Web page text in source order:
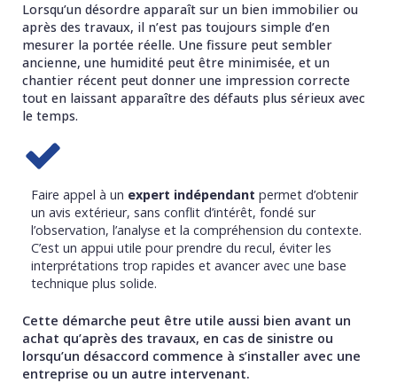
Lorsqu’un désordre apparaît sur un bien immobilier ou
après des travaux, il n’est pas toujours simple d’en
mesurer la portée réelle. Une fissure peut sembler
ancienne, une humidité peut être minimisée, et un
chantier récent peut donner une impression correcte
tout en laissant apparaître des défauts plus sérieux avec
le temps.
Faire appel à un expert indépendant permet d’obtenir
un avis extérieur, sans conflit d’intérêt, fondé sur
l’observation, l’analyse et la compréhension du contexte.
C’est un appui utile pour prendre du recul, éviter les
interprétations trop rapides et avancer avec une base
technique plus solide.
Cette démarche peut être utile aussi bien avant un
achat qu’après des travaux, en cas de sinistre ou
lorsqu’un désaccord commence à s’installer avec une
entreprise ou un autre intervenant.